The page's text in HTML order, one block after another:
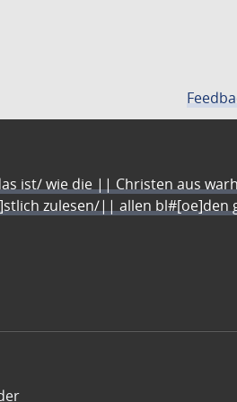
ist/ wie die || Christen aus
zulesen/|| allen bl#[oe]den